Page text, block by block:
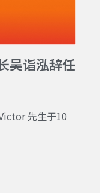
吴诣泓辞任
先生于10